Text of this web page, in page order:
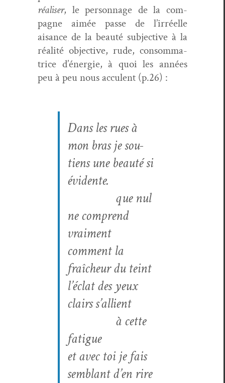
réalis­er, le per­son­nage de la com­
pagne aimée passe de l’irréelle
aisance de la beauté sub­jec­tive à la
réal­ité objec­tive, rude, con­som­ma­
trice d’énergie, à quoi les années
peu à peu nous accu­lent (p.26) :
Dans les rues à
mon bras je sou­
tiens une beauté si
évidente.
que nul
ne com­prend
vraiment
com­ment la
fraîcheur du teint
l’éclat des yeux
clairs s’allient
à cette
fatigue
et avec toi je fais
sem­blant d’en rire